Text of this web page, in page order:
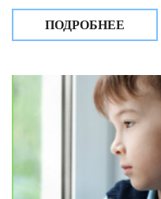
ПОДРОБНЕЕ